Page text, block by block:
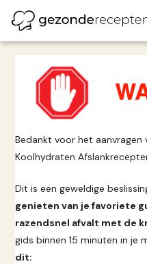
naar
de
Bedankt voor het aanvragen
Koolhydraten
Dit is een geweldige
genieten van je favoriete
razendsnel afvalt met de
gids binnen 15 minuten in je
dit: